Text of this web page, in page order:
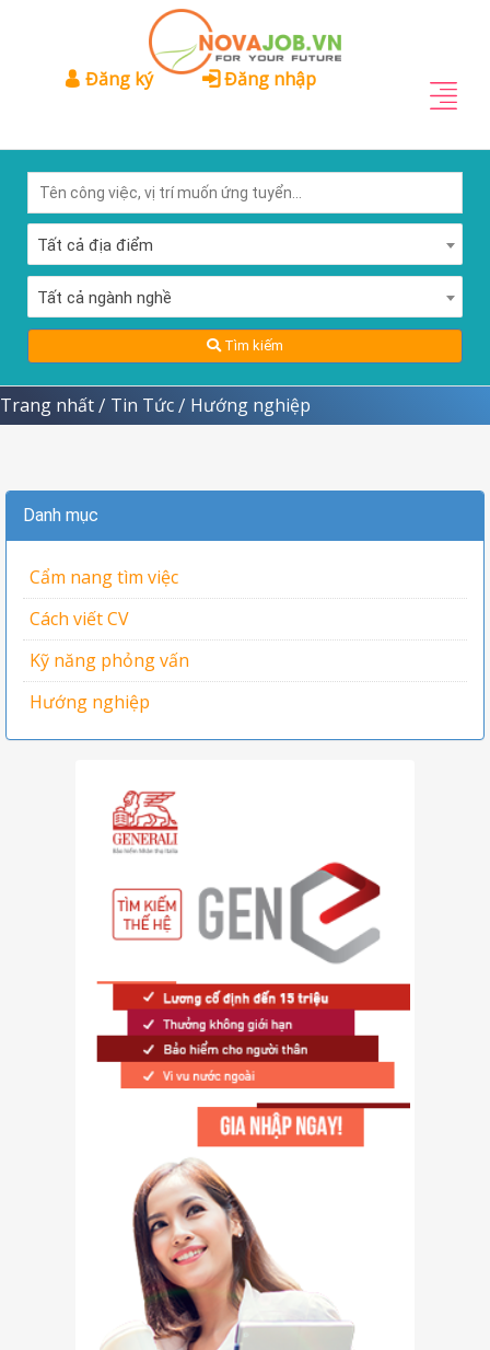
Đăng ký Đăng nhập
Tất cả địa điểm
Tất cả ngành nghề
Tìm kiếm
Trang nhất / Tin Tức / Hướng nghiệp
Danh mục
Cẩm nang tìm việc
Cách viết CV
Kỹ năng phỏng vấn
Hướng nghiệp